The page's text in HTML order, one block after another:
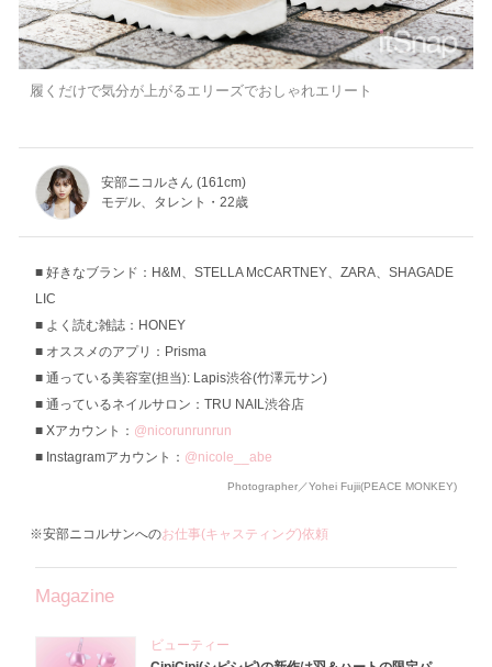
履くだけで気分が上がるエリーズでおしゃれエリート
安部ニコルさん (161cm)
モデル、タレント・22歳
好きなブランド：H&M、STELLA McCARTNEY、ZARA、SHAGADE
LIC
よく読む雑誌：HONEY
オススメのアプリ：Prisma
通っている美容室(担当): Lapis渋谷(竹澤元サン)
通っているネイルサロン：TRU NAIL渋谷店
Xアカウント： @nicorunrunrun
Instagramアカウント： @nicole__abe
Photographer／Yohei Fujii(PEACE MONKEY)
※安部ニコルサンへのお仕事(キャスティング)依頼
Magazine
ビューティー